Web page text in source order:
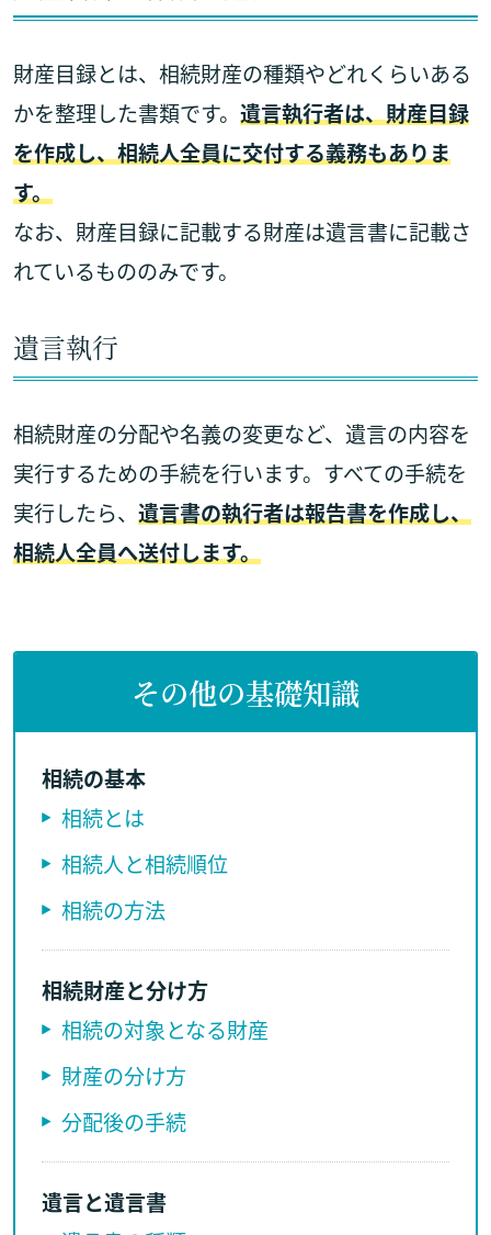
財産目録とは、相続財産の種類やどれくらいある
かを整理した書類です。 遺言執行者は、財産目録
を作成し、相続人全員に交付する義務もありま
す。
なお、財産目録に記載する財産は遺言書に記載さ
れているもののみです。
遺言執行
相続財産の分配や名義の変更など、遺言の内容を
実行するための手続を行います。すべての手続を
実行したら、 遺言書の執行者は報告書を作成し、
相続人全員へ送付します。
その他の基礎知識
相続の基本
相続とは
相続人と相続順位
相続の方法
相続財産と分け方
相続の対象となる財産
財産の分け方
分配後の手続
遺言と遺言書